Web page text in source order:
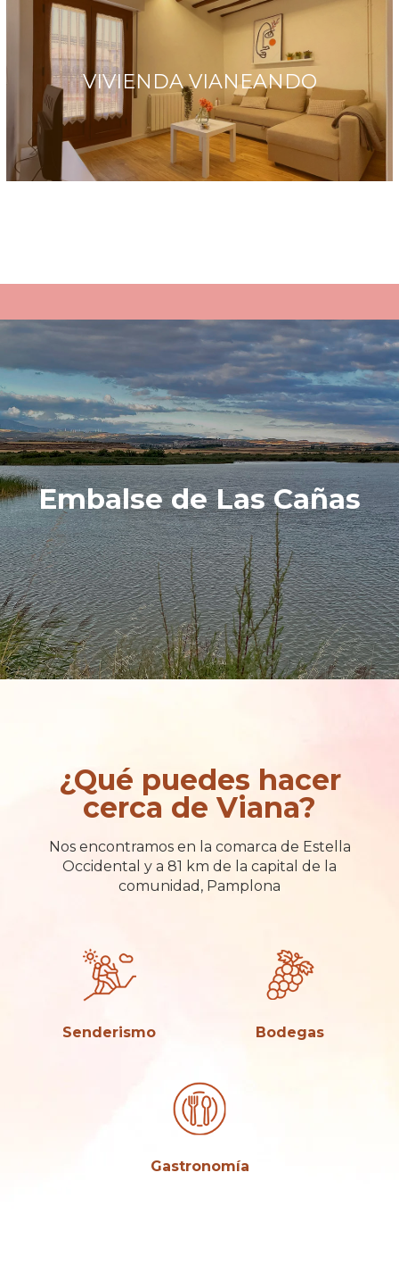
VIVIENDA VIANEANDO
Embalse de Las Cañas
¿Qué puedes hacer
cerca de Viana?
Nos encontramos en la comarca de Estella
Occidental y a 81 km de la capital de la
comunidad, Pamplona
Senderismo Bodegas
Gastronomía